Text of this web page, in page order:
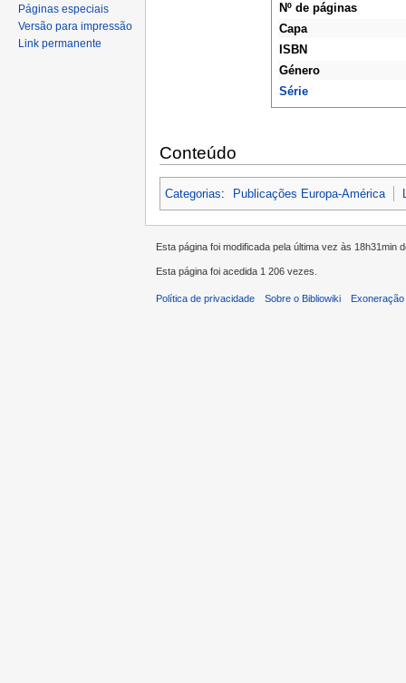
Nº de páginas
Capa
ISBN
Género
Série
Conteúdo
Categorias: Publicações Europa-América
Páginas especiais
Versão para impressão
Link permanente
Esta página foi modificada pela última vez às 18h31min
Esta página foi acedida 1 206 vezes.
Política de privacidade Sobre o Bibliowiki